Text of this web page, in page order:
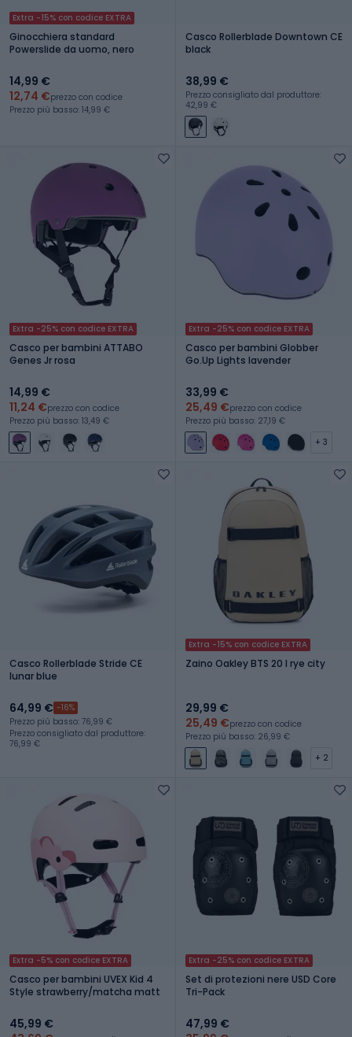
Extra -15% con codice EXTRA
Ginocchiera standard
Powerslide da uomo, nero
14,99 €
12,74 €prezzo con codice
Prezzo più basso: 14,99 €
Casco Rollerblade Downtown CE
black
38,99 €
Prezzo consigliato dal produttore:
42,99 €
Extra -25% con codice EXTRA
Casco per bambini ATTABO
Genes Jr rosa
14,99 €
11,24 €prezzo con codice
Prezzo più basso: 13,49 €
Extra -25% con codice EXTRA
Casco per bambini Globber
Go.Up Lights lavender
33,99 €
25,49 €prezzo con codice
Prezzo più basso: 27,19 €
+ 3
Casco Rollerblade Stride CE
lunar blue
64,99 € -16%
Prezzo più basso: 76,99 €
Prezzo consigliato dal produttore:
76,99 €
Extra -15% con codice EXTRA
Zaino Oakley BTS 20 l rye city
29,99 €
25,49 €prezzo con codice
Prezzo più basso: 26,99 €
+ 2
Extra -5% con codice EXTRA
Casco per bambini UVEX Kid 4
Style strawberry/matcha matt
45,99 €
Extra -25% con codice EXTRA
Set di protezioni nere USD Core
Tri-Pack
47,99 €